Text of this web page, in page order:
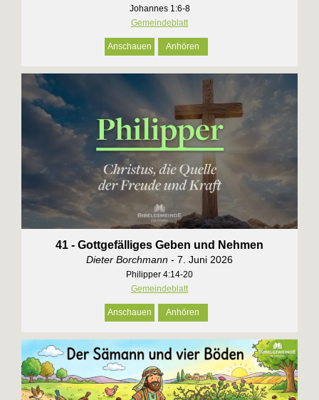
Johannes 1:6-8
Gemeindeblatt
Anschauen Anhören
41 - Gottgefälliges Geben und Nehmen
Dieter Borchmann - 7. Juni 2026
Philipper 4:14-20
Gemeindeblatt
Anschauen Anhören